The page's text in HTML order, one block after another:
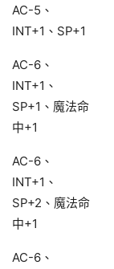
AC-5、
INT+1、SP+1
AC-6、
INT+1、
SP+1、魔法命
中+1
AC-6、
INT+1、
SP+2、魔法命
中+1
AC-6、